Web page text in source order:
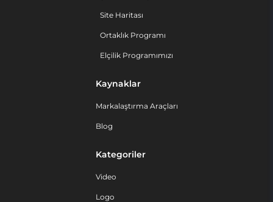
Site Haritası
Ortaklık Programı
Elçilik Programımızı
Kaynaklar
Markalaştırma Araçları
Blog
Kategoriler
Video
Logo